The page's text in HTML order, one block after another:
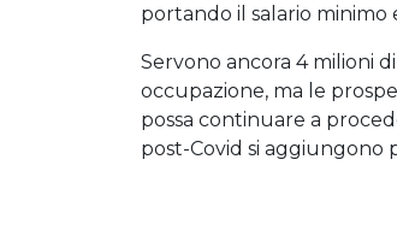
portando il salario minimo
Servono ancora 4 milioni
occupazione, ma le
possa continuare a
post-Covid si aggiungono